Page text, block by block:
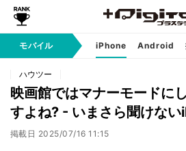
モバイル iPhone Android
ハウツー
映画館ではマナーモードに
すよね? - いまさら聞けな
掲載日 2025/07/16 11:15